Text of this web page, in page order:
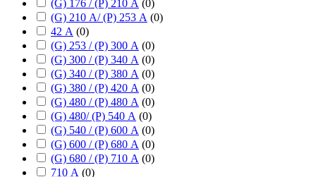
(G) 176 / (P) 210 А (0)
(G) 210 А/ (P) 253 А (0)
42 А (0)
(G) 253 / (P) 300 А (0)
(G) 300 / (P) 340 А (0)
(G) 340 / (P) 380 А (0)
(G) 380 / (P) 420 А (0)
(G) 480 / (P) 480 А (0)
(G) 480/ (P) 540 А (0)
(G) 540 / (P) 600 А (0)
(G) 600 / (P) 680 А (0)
(G) 680 / (P) 710 А (0)
710 А (0)